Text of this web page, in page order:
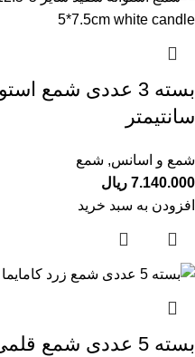
سانتیمتر
شمع و اسانس, شمع
7.140.000 ریال
افزودن به سبد خرید